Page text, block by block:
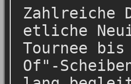
Zahlreiche
etliche
Tournee
Of"-